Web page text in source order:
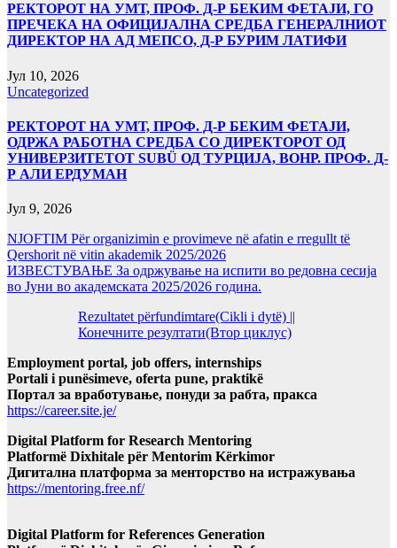
РЕКТОРОТ НА УМТ, ПРОФ. Д-Р БЕКИМ ФЕТАЈИ, ГО
ПРЕЧЕКА НА ОФИЦИЈАЛНА СРЕДБА ГЕНЕРАЛНИОТ
ДИРЕКТОР НА АД МЕПСО, Д-Р БУРИМ ЛАТИФИ
Јул 10, 2026
Uncategorized
РЕКТОРОТ НА УМТ, ПРОФ. Д-Р БЕКИМ ФЕТАЈИ,
ОДРЖА РАБОТНА СРЕДБА СО ДИРЕКТОРОТ ОД
УНИВЕРЗИТЕТОТ SUBÜ ОД ТУРЦИЈА, ВОНР. ПРОФ. Д-
Р АЛИ ЕРДУМАН
Јул 9, 2026
NJOFTIM Për organizimin e provimeve në afatin e rregullt të
Qershorit në vitin akademik 2025/2026
ИЗВЕСТУВАЊЕ За одржување на испити во редовна сесија
во Јуни во академската 2025/2026 година.
Rezultatet përfundimtare(Cikli i dytë) ||
Конечните резултати(Втор циклус)
Employment portal, job offers, internships
Portali i punësimeve, oferta pune, praktikë
Портал за вработување, понуди за рабта, пракса
https://career.site.je/
Digital Platform for Research Mentoring
Platformë Dixhitale për Mentorim Kërkimor
Дигитална платформа за менторство на истражувања
https://mentoring.free.nf/
Digital Platform for References Generation